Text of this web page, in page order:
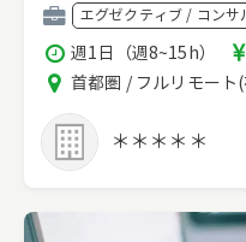
職
種
エグゼクティブ / コンサ
稼
働
時
間
週1日（週8~15h）
エ
ア
首都圏 / フルリモート
＊＊＊＊＊